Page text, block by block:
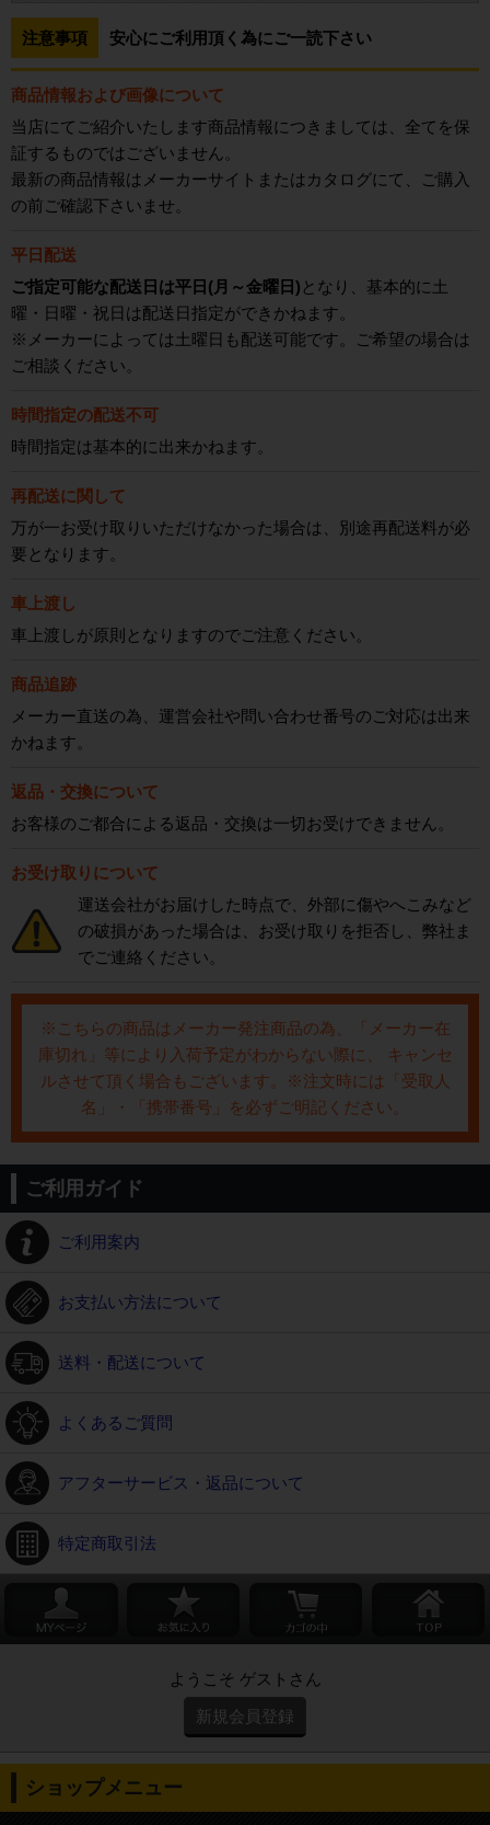
注意事項 安心にご利用頂く為にご一読下さい
商品情報および画像について
当店にてご紹介いたします商品情報につきましては、全てを保
証するものではございません。
最新の商品情報はメーカーサイトまたはカタログにて、ご購入
の前ご確認下さいませ。
平日配送
ご指定可能な配送日は平日(月～金曜日) となり、基本的に土
曜・日曜・祝日は配送日指定ができかねます。
※メーカーによっては土曜日も配送可能です。ご希望の場合は
ご相談ください。
時間指定の配送不可
時間指定は基本的に出来かねます。
再配送に関して
万が一お受け取りいただけなかった場合は、別途再配送料が必
要となります。
車上渡し
車上渡しが原則となりますのでご注意ください。
商品追跡
メーカー直送の為、運営会社や問い合わせ番号のご対応は出来
かねます。
返品・交換について
お客様のご都合による返品・交換は一切お受けできません。
お受け取りについて
運送会社がお届けした時点で、外部に傷やへこみなど
の破損があった場合は、お受け取りを拒否し、弊社ま
でご連絡ください。
※こちらの商品はメーカー発注商品の為、「メーカー在
庫切れ」等により入荷予定がわからない際に、 キャンセ
ルさせて頂く場合もございます。※注文時には「受取人
名」・「携帯番号」を必ずご明記ください。
ご利用ガイド
ご利用案内
お支払い方法について
送料・配送について
よくあるご質問
アフターサービス・返品について
特定商取引法
ようこそ ゲストさん
新規会員登録
ショップメニュー